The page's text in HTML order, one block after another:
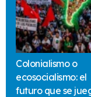
Colonialismo o
ecosocialismo: el
futuro que se